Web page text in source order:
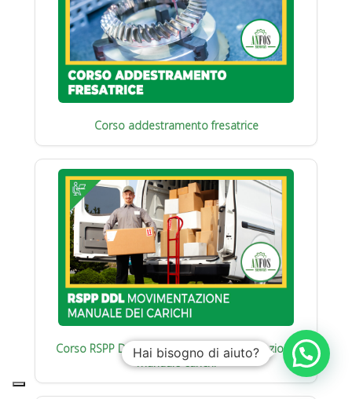
Corso addestramento fresatrice
Corso RSPP Datore di Lavoro : Movimentazione
manuale carichi
Hai bisogno di aiuto?